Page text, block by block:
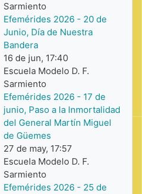
Sarmiento
Efemérides 2026 - 20 de
Junio, Día de Nuestra
Bandera
16 de jun, 17:40
Escuela Modelo D. F.
Sarmiento
Efemérides 2026 - 17 de
junio, Paso a la Inmortalidad
del General Martín Miguel
de Güemes
27 de may, 17:57
Escuela Modelo D. F.
Sarmiento
Efemérides 2026 - 25 de